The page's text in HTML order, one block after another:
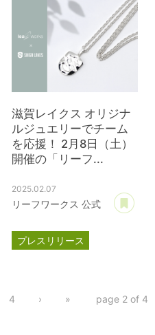
レギュラス・ソリューションズ
とで読む
滋賀レイクス オリジナ
ルジュエリーでチーム
を応援！ 2月8日（土）
開催の「リーフ...
2025.02.07
リーフワークス 公式
プレスリリース
4 › » page 2 of 4